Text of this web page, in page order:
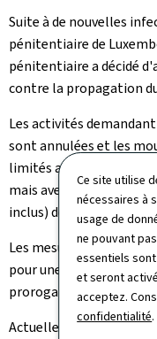
Ce site utilise
nécessaires à
usage de
ne pouvant
essentiels
et seront
acceptez.
confidentialité.
Suite à de nouvelles
pénitentiaire de
pénitentiaire a décidé
contre la propagation
Les activités
sont annulées et les
limités au strict
mais avec un maximum
inclus) derrière une
Les mesures sanitaires
pour une période de
prorogation
Actuellement, 8